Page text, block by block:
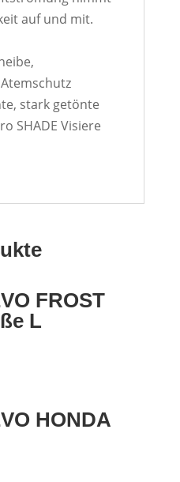
auf und mit.
stark getönte
SHADE Visiere
FROST
L
HONDA